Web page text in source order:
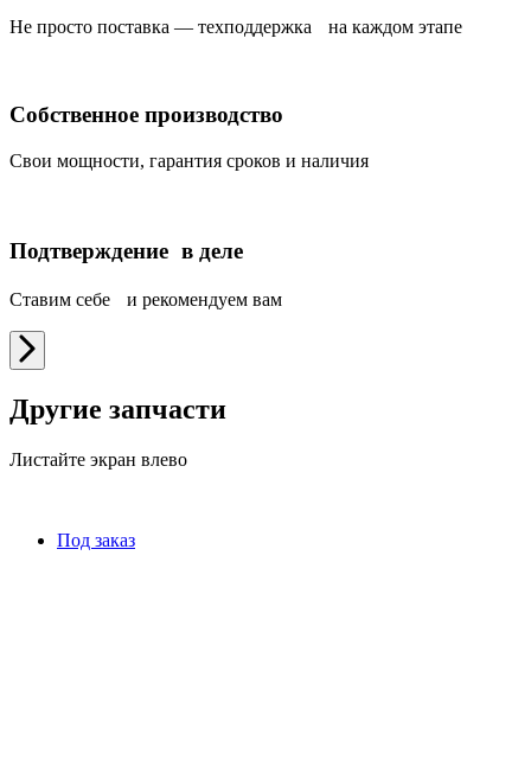
Не просто поставка — техподдержка на каждом этапе
Собственное производство
Свои мощности, гарантия сроков и наличия
Подтверждение в деле
Ставим себе и рекомендуем вам
Другие запчасти
Листайте экран влево
Под заказ